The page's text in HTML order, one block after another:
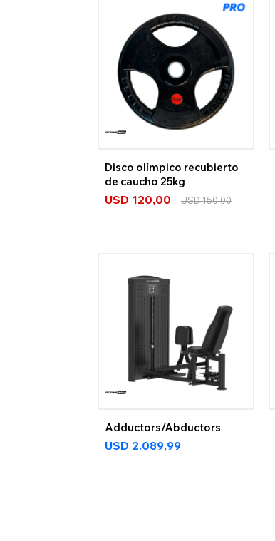
Disco olímpico recubierto
de caucho 25kg
USD 120,00 USD150,00
Adductors/Abductors
USD 2.089,99